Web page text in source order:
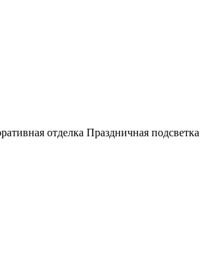
отделка Праздничная подсветка